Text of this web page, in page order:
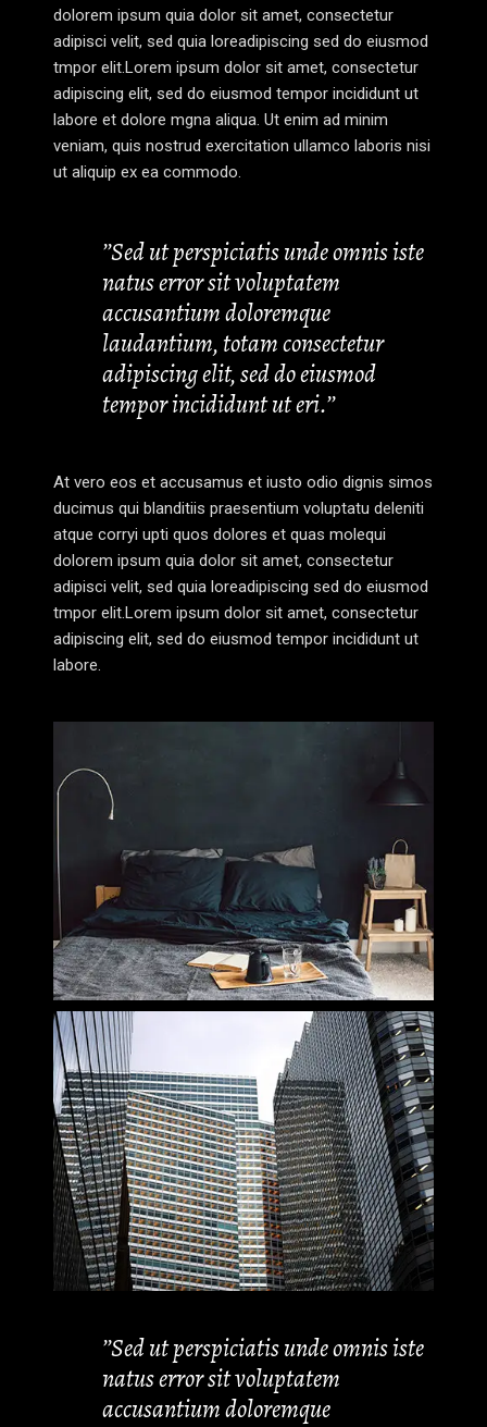
dolorem ipsum quia dolor sit amet, consectetur
adipisci velit, sed quia loreadipiscing sed do eiusmod
tmpor elit.Lorem ipsum dolor sit amet, consectetur
adipiscing elit, sed do eiusmod tempor incididunt ut
labore et dolore mgna aliqua. Ut enim ad minim
veniam, quis nostrud exercitation ullamco laboris nisi
ut aliquip ex ea commodo.
’’Sed ut perspiciatis unde omnis iste
natus error sit voluptatem
accusantium doloremque
laudantium, totam consectetur
adipiscing elit, sed do eiusmod
tempor incididunt ut eri.’’
At vero eos et accusamus et iusto odio dignis simos
ducimus qui blanditiis praesentium voluptatu deleniti
atque corryi upti quos dolores et quas molequi
dolorem ipsum quia dolor sit amet, consectetur
adipisci velit, sed quia loreadipiscing sed do eiusmod
tmpor elit.Lorem ipsum dolor sit amet, consectetur
adipiscing elit, sed do eiusmod tempor incididunt ut
labore.
’’Sed ut perspiciatis unde omnis iste
natus error sit voluptatem
accusantium doloremque